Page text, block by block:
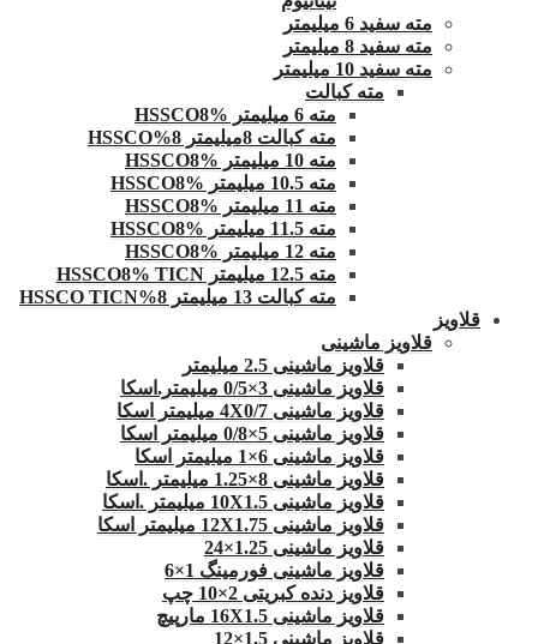
مته سفید 6 میلیمتر
مته سفید 8 میلیمتر
مته سفید 10 میلیمتر
مته کبالت
مته 6 میلیمتر HSSCO8%
مته کبالت 8میلیمتر 8%HSSCO
مته 10 میلیمتر HSSCO8%
مته 10.5 میلیمتر HSSCO8%
مته 11 میلیمتر HSSCO8%
مته 11.5 میلیمتر HSSCO8%
مته 12 میلیمتر HSSCO8%
مته 12.5 میلیمتر HSSCO8% TICN
مته کبالت 13 میلیمتر 8%HSSCO TICN
قلاویز
قلاویز ماشینی
قلاویز ماشینی 2.5 میلیمتر
قلاویز ماشینی 3×0/5 میلیمتر.اسکا
قلاویز ماشینی 4X0/7 میلیمتر اسکا
قلاویز ماشینی 5×0/8 میلیمتر اسکا
قلاویز ماشینی 6×1 میلیمتر اسکا
قلاویز ماشینی 8×1.25 میلیمتر .اسکا
قلاویز ماشینی 10X1.5 میلیمتر .اسکا
قلاویز ماشینی 12X1.75 میلیمتر اسکا
قلاویز ماشینی 1.25×24
قلاویز ماشینی فورمینگ 1×6
قلاویز دنده کبریتی 2×10 چپ
قلاویز ماشینی 16X1.5 مارپیچ
قلاویز ماشینی 1.5×12